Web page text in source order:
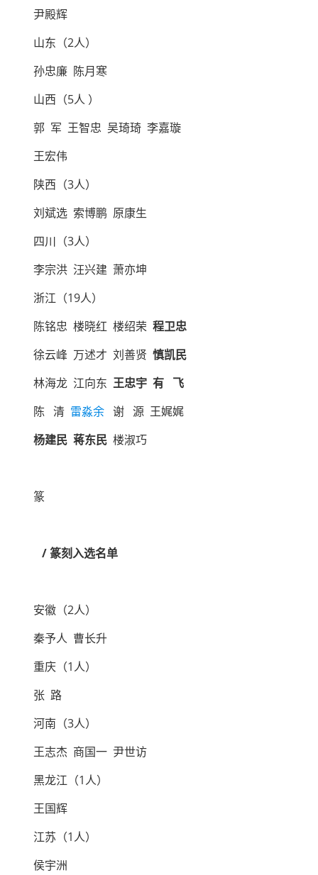
尹殿辉
山东（2人）
孙忠廉 陈月寒
山西（5人 ）
郭 军 王智忠 吴琦琦 李嘉璇
王宏伟
陕西（3人）
刘斌选 索博鹏 原康生
四川（3人）
李宗洪 汪兴建 萧亦坤
浙江（19人）
陈铭忠 楼晓红 楼绍荣 程卫忠
徐云峰 万述才 刘善贤 慎凯民
林海龙 江向东 王忠宇 有 飞
陈 清 雷淼余 谢 源 王娓娓
杨建民 蒋东民 楼淑巧
篆
/ 篆刻入选名单
安徽（2人）
秦予人 曹长升
重庆（1人）
张 路
河南（3人）
王志杰 商国一 尹世访
黑龙江（1人）
王国辉
江苏（1人）
侯宇洲